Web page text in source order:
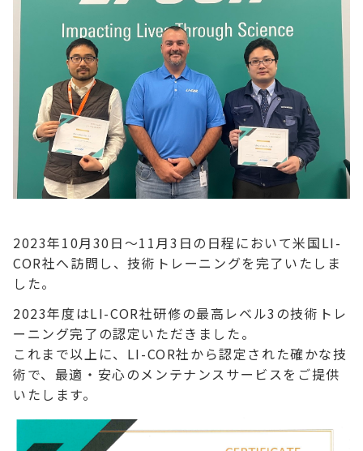
2023年10月30日～11月3日の日程において米国LI-
COR社へ訪問し、技術トレーニングを完了いたしま
した。
2023年度はLI-COR社研修の最高レベル3の技術トレ
ーニング完了の認定いただきました。
これまで以上に、LI-COR社から認定された確かな技
術で、最適・安心のメンテナンスサービスをご提供
いたします。